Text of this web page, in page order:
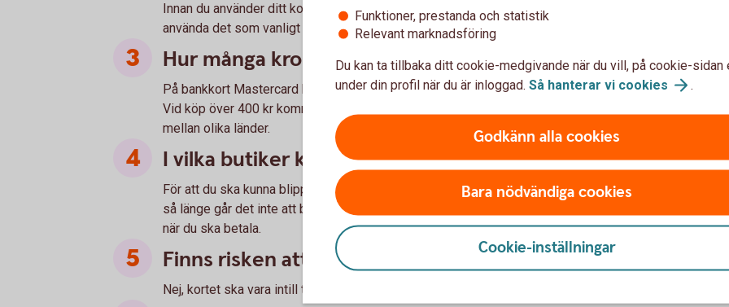
Innan du använder ditt kort med kontaktlös funktion för första gången behöver du
använda det som vanligt en gång i en kortterminal, det vill säga med chip och PIN-kod.
Hur många kronor är ett småköp?
På bankkort Mastercard har vi satt 400 kr som gräns för att kunna blippa utan PIN-kod.
Vid köp över 400 kr kommer du ombes att slå in din PIN-kod. Denna gräns varierar
mellan olika länder.
I vilka butiker kan jag blippa?
För att du ska kunna blippa ditt kort i butik behöver terminalen stödja kontaktlösa köp. Än
så länge går det inte att blippa överallt. Leta efter symbolen för kontaktlösa betalningar
när du ska betala.
Finns risken att jag blippar av misstag om jag är nära en
Nej, kortet ska vara intill terminalen för att transaktionen ska gå igenom.
Funktioner, prestanda och statistik
Relevant marknadsföring
Du kan ta tillbaka ditt cookie-medgivande när du vill, på cookie-sidan
under din profil när du är inloggad. Så hanterar vi cookies .
Godkänn alla cookies
Bara nödvändiga cookies
Cookie-inställningar